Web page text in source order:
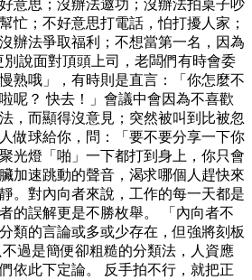
意思；沒辦法邀功；沒辦法拍桌子吵
忙；不好意思打電話，怕打擾人家；
辦法爭取福利；不想當第一名，因為
說面對頂頭上司，老闆們有時會委
熟哦」，有時則是直言：「你怎麼不
呢？ 快去！」會議中會因為不喜歡
，而顯得沒意見；突然被叫到比被忽
做球給你，問：「要不要分享一下你
光燈「啪」一下都打到身上，你只會
加速跳動的聲音，渴求哪個人趕快來
。對內向者來說，工作的每一天都是
的誤解更是不勝枚舉。 「內向者不
類的言論或多或少存在，但強將刻板
過是簡便卻粗糙的分類法，人資應
依此下定論。 反手拍不行，就把正